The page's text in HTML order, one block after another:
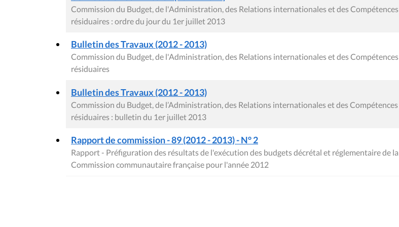
Commission du Budget, de l'Administration, des Relations internationales et des Compétences
résiduaires : ordre du jour du 1er juillet 2013
Bulletin des Travaux (2012 - 2013)
Commission du Budget, de l'Administration, des Relations internationales et des Compétences
résiduaires
Bulletin des Travaux (2012 - 2013)
Commission du Budget, de l’Administration, des Relations internationales et des Compétences
résiduaires : bulletin du 1er juillet 2013
Rapport de commission - 89 (2012 - 2013) - N° 2
Rapport - Préfiguration des résultats de l'exécution des budgets décrétal et réglementaire de la
Commission communautaire française pour l'année 2012